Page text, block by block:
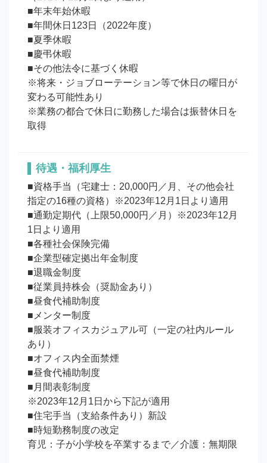
■年末年始休暇
■年間休日123日（2022年度）
■夏季休暇
■慶弔休暇
■その他法令に基づく休暇
※将来・ジョブローテーション等で休日の曜日が
変わる可能性あり
※業務の都合で休日に勤務した場合は振替休日を
待遇・福利厚生
■資格手当（宅建士：20,000円／月、その他会社
指定の16種の資格）※2023年12月1日より適用
■通勤定期代（上限50,000円／月）※2023年12月
1日より適用
■各種社会保険完備
■企業型確定拠出年金制度
■退職金制度
■従業員持株会（奨励金あり）
■昼食代補助制度
■メンター制度
■服装オフィスカジュアル可（一定の社内ルール
あり）
■オフィス内全面禁煙
■昼食代補助制度
■月間表彰制度
※2023年12月1日から下記が適用
■住宅手当（支給条件あり）新設
■時短勤務制度の改定
育児：子が小学校を卒業するまで／介護：無期限